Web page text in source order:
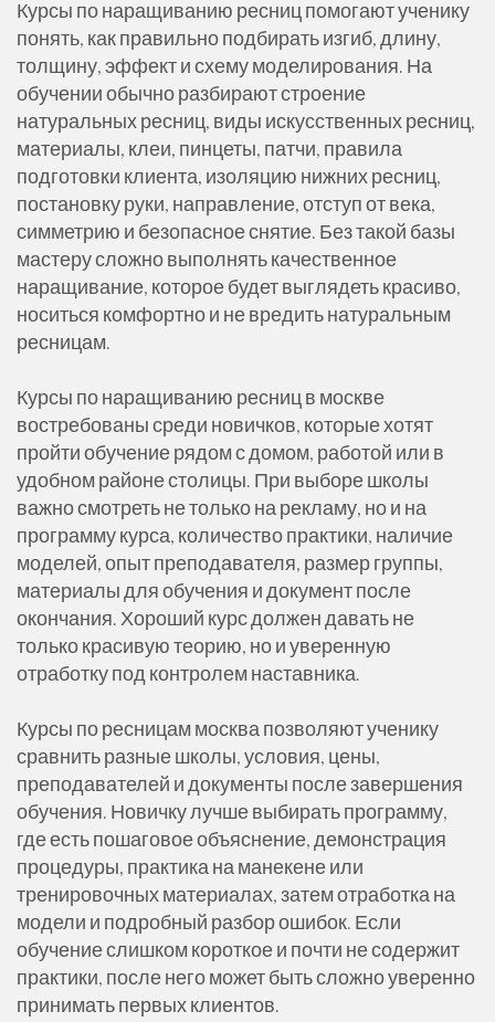
Курсы по наращиванию ресниц помогают ученику
понять, как правильно подбирать изгиб, длину,
толщину, эффект и схему моделирования. На
обучении обычно разбирают строение
натуральных ресниц, виды искусственных ресниц,
материалы, клеи, пинцеты, патчи, правила
подготовки клиента, изоляцию нижних ресниц,
постановку руки, направление, отступ от века,
симметрию и безопасное снятие. Без такой базы
мастеру сложно выполнять качественное
наращивание, которое будет выглядеть красиво,
носиться комфортно и не вредить натуральным
ресницам.
Курсы по наращиванию ресниц в москве
востребованы среди новичков, которые хотят
пройти обучение рядом с домом, работой или в
удобном районе столицы. При выборе школы
важно смотреть не только на рекламу, но и на
программу курса, количество практики, наличие
моделей, опыт преподавателя, размер группы,
материалы для обучения и документ после
окончания. Хороший курс должен давать не
только красивую теорию, но и уверенную
отработку под контролем наставника.
Курсы по ресницам москва позволяют ученику
сравнить разные школы, условия, цены,
преподавателей и документы после завершения
обучения. Новичку лучше выбирать программу,
где есть пошаговое объяснение, демонстрация
процедуры, практика на манекене или
тренировочных материалах, затем отработка на
модели и подробный разбор ошибок. Если
обучение слишком короткое и почти не содержит
практики, после него может быть сложно уверенно
принимать первых клиентов.